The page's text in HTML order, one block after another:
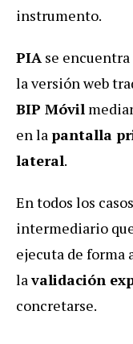
instrumento.
PIA se
la versión web
BIP Móvil
en lapantalla
lateral.
En todos los
intermediario
ejecuta de forma
lavalidación
concretarse.